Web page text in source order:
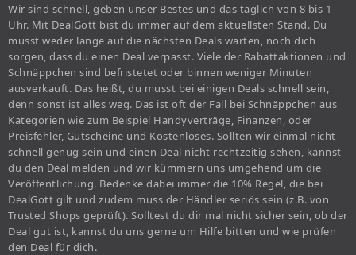
Wir sind schnell, geben unser Bestes und das täglich von 8 bis 1
Uhr. Mit DealGott bist du immer auf dem aktuellsten Stand. Du
musst weder lange auf die nächsten Deals warten, noch dich
sorgen, dass du einen Deal verpasst. Viele der Rabattaktionen und
Schnäppchen sind befristetet oder binnen weniger Minuten
ausverkauft. Das heißt, du musst bei einigen Deals schnell sein,
denn sonst ist alles weg. Das ist oft der Fall bei Schnäppchen aus
Kategorien wie zum Beispiel Handyverträge, Finanzen, oder
Preisfehler, Gutscheine und Kostenloses. Sollten wir einmal nicht
schnell genug sein und einen Deal nicht rechtzeitig sehen, kannst
du den Deal melden und wir kümmern uns umgehend um die
Veröffentlichung. Bedenke dabei immer die 10% Regel, die bei
DealGott gilt und zudem muss der Händler seriös sein (z.B. von
Trusted Shops geprüft). Solltest du dir mal nicht sicher sein, ob der
Deal gut ist, kannst du uns gerne um Hilfe bitten und wie prüfen
den Deal für dich.